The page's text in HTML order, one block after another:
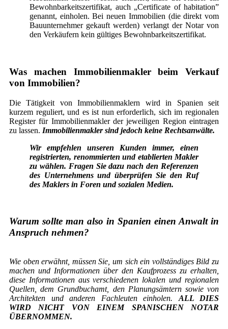
Bewohnbarkeitszertifikat, auch „Certificate of habitation”
genannt, einholen. Bei neuen Immobilien (die direkt vom
Bauunternehmer gekauft werden) verlangt der Notar von
den Verkäufern kein gültiges Bewohnbarkeitszertifikat.
Was machen Immobilienmakler beim Verkauf
von Immobilien?
Die Tätigkeit von Immobilienmaklern wird in Spanien seit
kurzem reguliert, und es ist nun erforderlich, sich im regionalen
Register für Immobilienmakler der jeweiligen Region eintragen
zu lassen. Immobilienmakler sind jedoch keine Rechtsanwälte.
Wir empfehlen unseren Kunden immer, einen
registrierten, renommierten und etablierten Makler
zu wählen. Fragen Sie dazu nach den Referenzen
des Unternehmens und überprüfen Sie den Ruf
des Maklers in Foren und sozialen Medien.
Warum sollte man also in Spanien einen Anwalt in
Anspruch nehmen?
Wie oben erwähnt, müssen Sie, um sich ein vollständiges Bild zu
machen und Informationen über den Kaufprozess zu erhalten,
diese Informationen aus verschiedenen lokalen und regionalen
Quellen, dem Grundbuchamt, den Planungsämtern sowie von
Architekten und anderen Fachleuten einholen. ALL DIES
WIRD NICHT VON EINEM SPANISCHEN NOTAR
ÜBERNOMMEN.